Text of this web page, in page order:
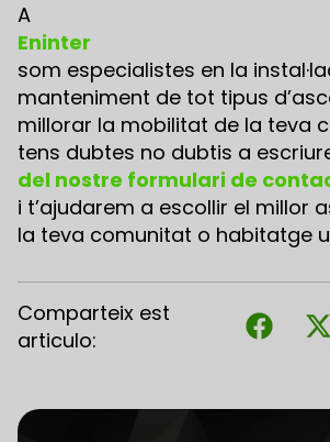
A
Eninter
som especialistes en la
manteniment de tot tipus
millorar la mobilitat de la teva
tens dubtes no dubtis a
del nostre formulari de
i t’ajudarem a escollir el millor
la teva comunitat o habitatge
Comparteix est
articulo: